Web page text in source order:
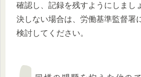
確認し、記録を残すようにしまし
決しない場合は、労働基準監督署
検討してください。